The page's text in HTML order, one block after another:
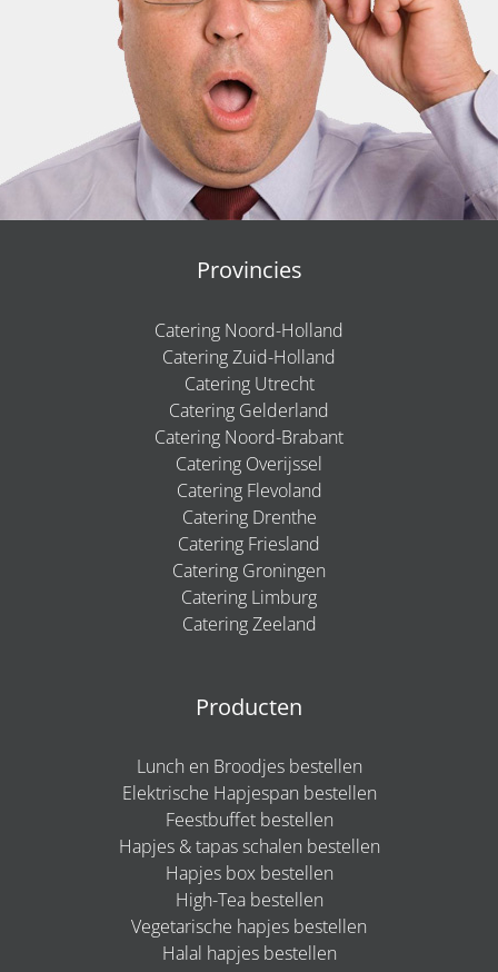
Provincies
Catering Noord-Holland
Catering Zuid-Holland
Catering Utrecht
Catering Gelderland
Catering Noord-Brabant
Catering Overijssel
Catering Flevoland
Catering Drenthe
Catering Friesland
Catering Groningen
Catering Limburg
Catering Zeeland
Producten
Lunch en Broodjes bestellen
Elektrische Hapjespan bestellen
Feestbuffet bestellen
Hapjes & tapas schalen bestellen
Hapjes box bestellen
High-Tea bestellen
Vegetarische hapjes bestellen
Halal hapjes bestellen